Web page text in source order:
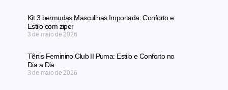
Kit 3 bermudas Masculinas Importada: Conforto e
Estilo com ziper
3 de maio de 2026
Tênis Feminino Club II Puma: Estilo e Conforto no
Dia a Dia
3 de maio de 2026